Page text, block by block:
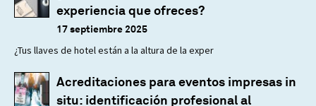
experiencia que ofreces?
17 septiembre 2025
¿Tus llaves de hotel están a la altura de la exper
Acreditaciones para eventos impresas in
situ: identificación profesional al